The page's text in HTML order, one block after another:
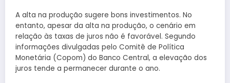
A alta na produção sugere bons investimentos. No
entanto, apesar da alta na produção, o cenário em
relação às taxas de juros não é favorável. Segundo
informações divulgadas pelo Comitê de Política
Monetária (Copom) do Banco Central, a elevação dos
juros tende a permanecer durante o ano.